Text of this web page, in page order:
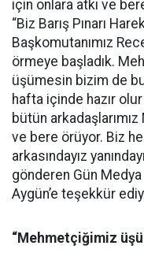
için onlara atkı ve
“Biz Barış Pınarı
Başkomutanımız
örmeye başladık.
üşümesin bizim de
hafta içinde hazır
bütün
ve bere örüyor. Biz
arkasındayız
gönderen Gün
Aygün’e teşekkür
“Mehmetçiğimiz